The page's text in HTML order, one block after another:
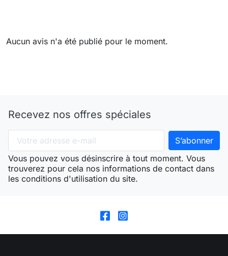
Aucun avis n'a été publié pour le moment.
Recevez nos offres spéciales
Vous pouvez vous désinscrire à tout moment. Vous
trouverez pour cela nos informations de contact dans
les conditions d'utilisation du site.